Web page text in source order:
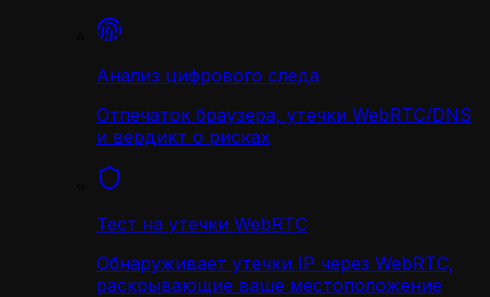
Анализ цифрового следа
Отпечаток браузера, утечки WebRTC/DNS
и вердикт о рисках
Тест на утечки WebRTC
Обнаруживает утечки IP через WebRTC,
раскрывающие ваше местоположение